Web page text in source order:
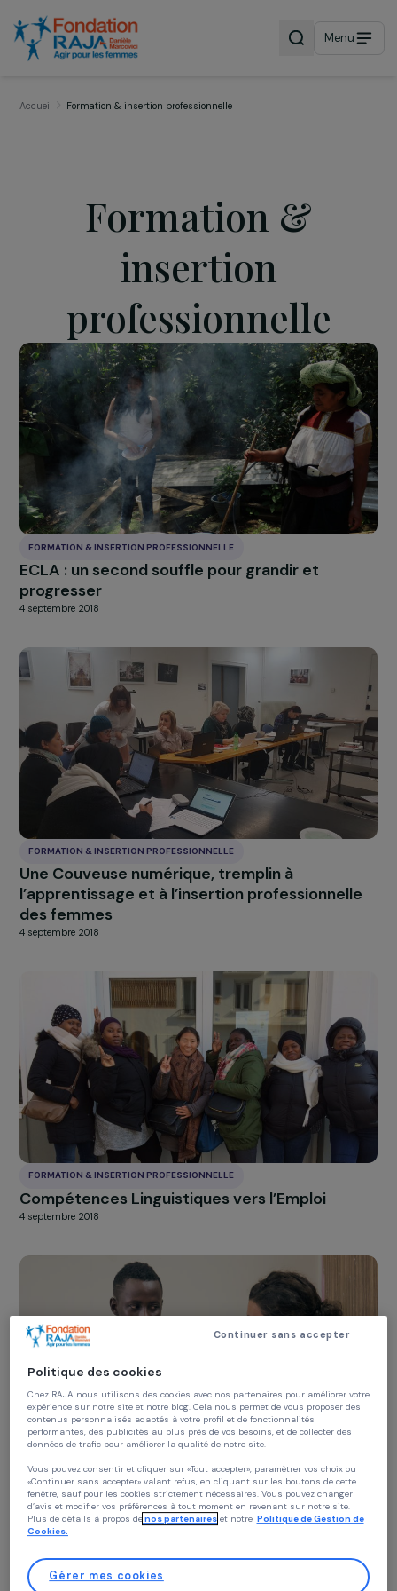
Menu
Formation &
insertion
professionnelle
FORMATION & INSERTION PROFESSIONNELLE
progresser
4 septembre 2018
Une Couveuse numérique, tremplin à
l’apprentissage et à l’insertion
des femmes
4 septembre 2018
FORMATION & INSERTION PROFESSIONNELLE
Compétences Linguistiques vers l’Emploi
4 septembre 2018
Politique des cookies
expérience sur notre site et notre blog. Cela nous permet de vous proposer
contenus personnalisés adaptés à votre profil et de fonctionnalités
Continuer sans accepter